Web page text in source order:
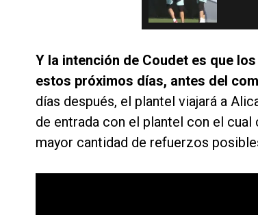
Y la intención de Coudet es que
estos próximos días, antes del
días después, el plantel viajará a
de entrada con el plantel con el
mayor cantidad de refuerzos